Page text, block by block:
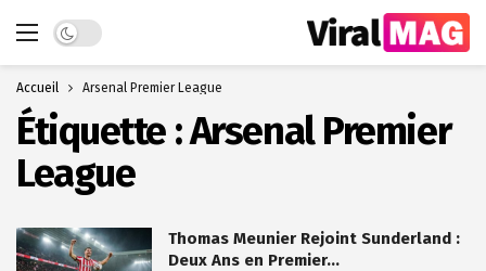
Dark mode
Accueil Arsenal Premier League
Étiquette :Arsenal Premier
League
Thomas Meunier Rejoint Sunderland :
Deux Ans en Premier…